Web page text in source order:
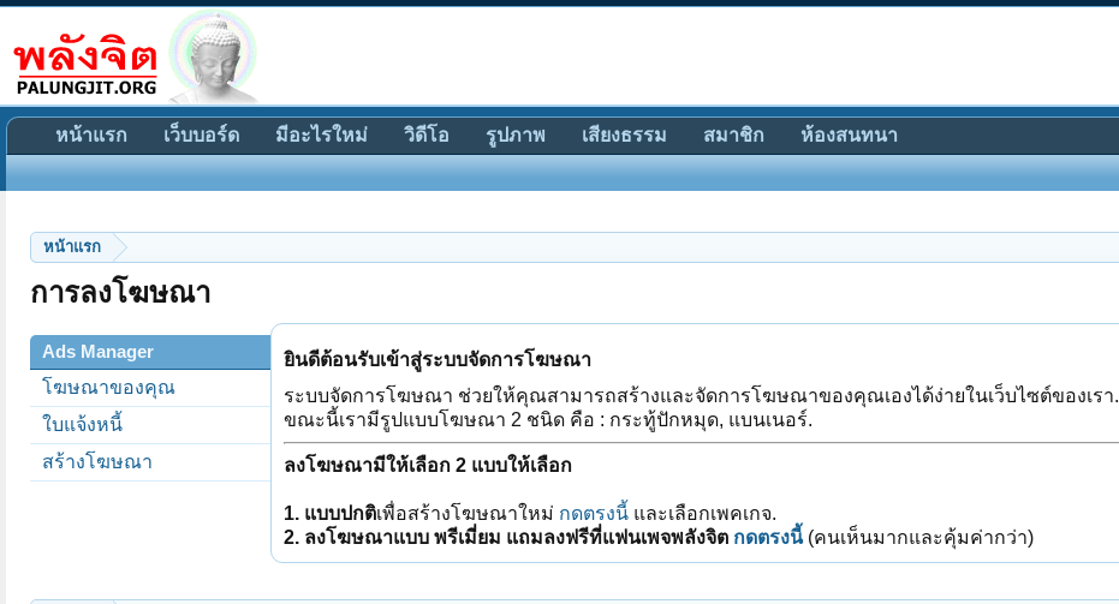
หน้าแรก
การลงโฆษณา
Ads Manager
โฆษณาของคุณ
ใบแจ้งหนี้
สร้างโฆษณา
ยินดีต้อนรับเข้าสู่ระบบจัดการโฆษณา
ระบบจัดการโฆษณา ช่วยให้คุณสามารถสร้างและจัดการโฆษณาของคุณเองได้ง่ายในเว็บไซต์ของเรา.
ขณะนี้เรามีรูปแบบโฆษณา 2 ชนิด คือ : กระทู้ปักหมุด, แบนเนอร์.
ลงโฆษณามีให้เลือก 2 แบบให้เลือก
1. แบบปกติเพื่อสร้างโฆษณาใหม่ กดตรงนี้ และเลือกเพคเกจ.
2. ลงโฆษณาแบบ พรีเมี่ยม แถมลงฟรีที่แฟนเพจพลังจิต กดตรงนี้ (คนเห็นมากและคุ้มค่ากว่า)
หน้าแรก เว็บบอร์ด มีอะไรใหม่ วิดีโอ รูปภาพ เสียงธรรม สมาชิก ห้องสนทนา